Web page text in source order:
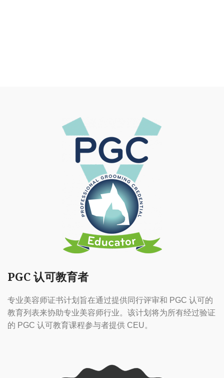
PGC 认可教育者
专业美容师证书计划旨在通过提供同行评审和 PGC 认可的
教育列表来协助专业美容师行业。该计划将为所有经过验证
的 PGC 认可教育课程参与者提供 CEU。